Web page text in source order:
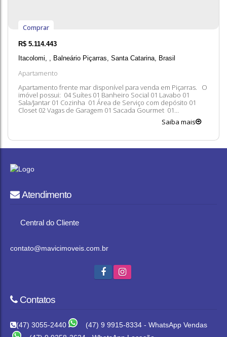
Apartamento
R$ 5.114.443
Itacolomi
Balneário Piçarras Santa Catarina Brasil
Apartamento frente mar disponível para venda em Piçarras. O
imóvel possui: 04 Suítes 01 Banheiro Social 01 Lavabo 01
Sala/Jantar 01 Cozinha 01 Área de Serviço com depósito 01
Closet 02 Vagas de Garagem 01 Sacada Gourmet 01
contato conosco para mais informações, ficaremos felizes em
Comprar
Saiba mais
Atendimento
Central do Cliente
contato@mavicimoveis.com.br
Contatos
(47) 3055-2440
(47) 9 9915-8334 - WhatsApp Vendas